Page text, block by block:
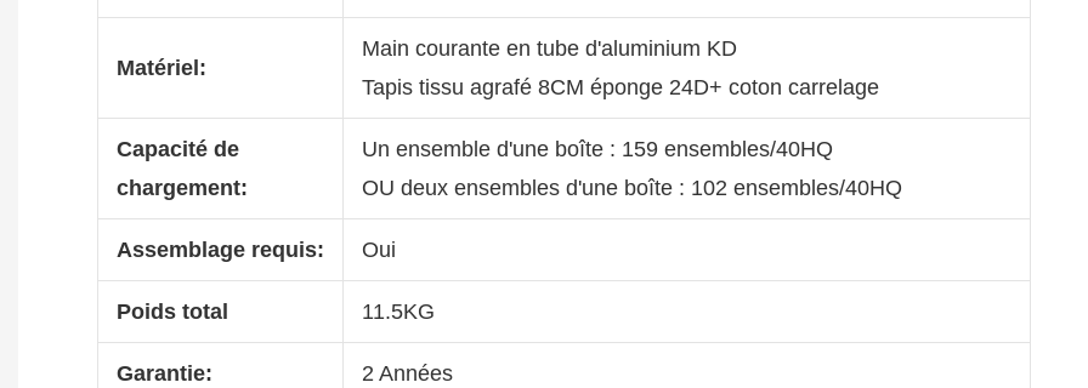
Matériel:
Main courante en tube d'aluminium KD
Tapis tissu agrafé 8CM éponge 24D+ coton carrelage
Capacité de
chargement:
Un ensemble d'une boîte : 159 ensembles/40HQ
OU deux ensembles d'une boîte : 102 ensembles/40HQ
Assemblage requis: Oui
Poids total 11.5KG
Garantie: 2 Années